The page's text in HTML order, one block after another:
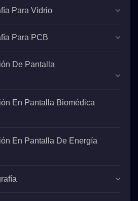
Para Vidrio
Para PCB
De Pantalla
En Pantalla Biomédica
En Pantalla De Energía